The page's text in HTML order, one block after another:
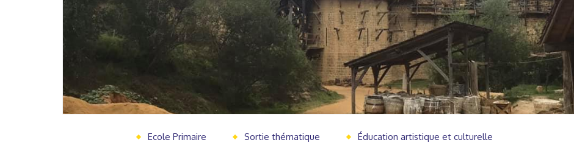
Ecole Primaire Sortie thématique Éducation artistique et culturelle